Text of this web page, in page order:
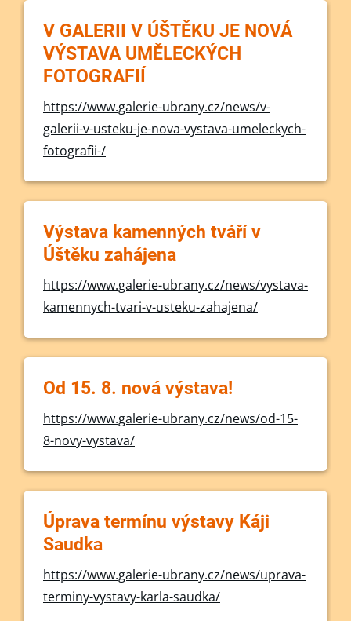
V GALERII V ÚŠTĚKU JE NOVÁ
VÝSTAVA UMĚLECKÝCH
FOTOGRAFIÍ
https://www.galerie-ubrany.cz/news/v-
galerii-v-usteku-je-nova-vystava-umeleckych-
fotografii-/
Výstava kamenných tváří v
Úštěku zahájena
https://www.galerie-ubrany.cz/news/vystava-
kamennych-tvari-v-usteku-zahajena/
Od 15. 8. nová výstava!
https://www.galerie-ubrany.cz/news/od-15-
8-novy-vystava/
Úprava termínu výstavy Káji
Saudka
https://www.galerie-ubrany.cz/news/uprava-
terminy-vystavy-karla-saudka/